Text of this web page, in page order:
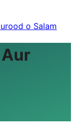
o Salam